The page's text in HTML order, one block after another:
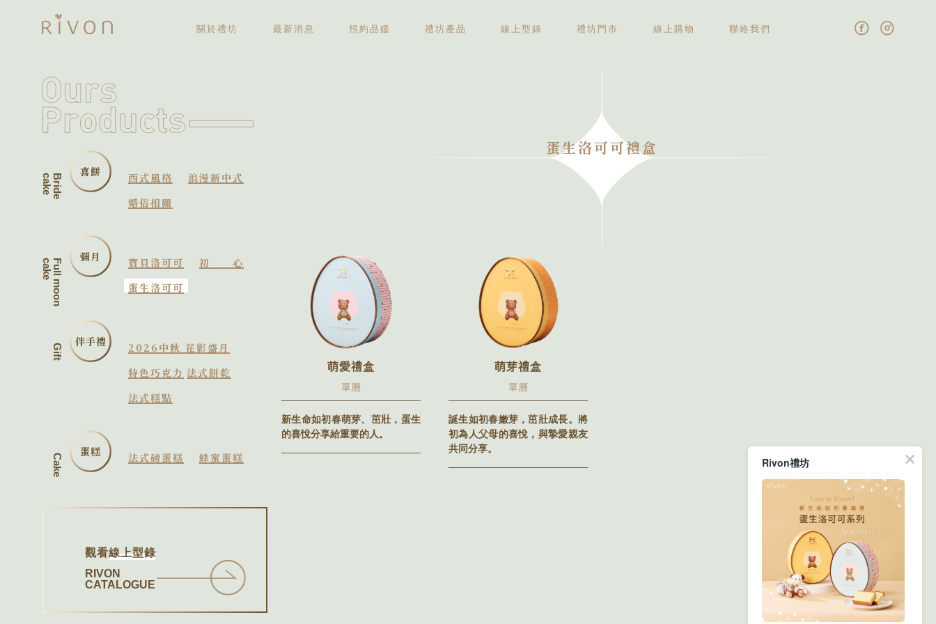
關於禮坊
最新消息 預約品鑑
禮坊產品
線上型錄 禮坊門市 線上購物 聯絡我們
B
r
i
d
e
c
a
k
e
喜餅 西式風格
浪漫新中式
婚俗相關
Full moon
cake
彌月 寶貝洛可可
初心
蛋生洛可可
Gift
伴手禮
2026中秋 花影盛月
特色巧克力 法式餅乾
法式糕點
Cake
蛋糕 法式磅蛋糕 蜂蜜蛋糕
觀看線上型錄
RIVON
CATALOGUE
蛋生洛可可禮盒
萌愛禮盒
單層
新生命如初春萌芽、茁壯，蛋生
的喜悅分享給重要的人。
萌芽禮盒
單層
誕生如初春嫩芽，茁壯成長。將
初為人父母的喜悅，與摯愛親友
共同分享。
Rivon禮坊